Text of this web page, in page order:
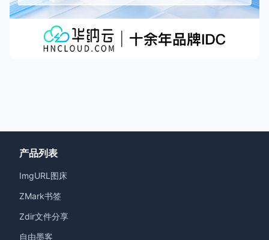
产品列表
ImgURL图床
ZMark书签
Zdir文件分享
自由墨客